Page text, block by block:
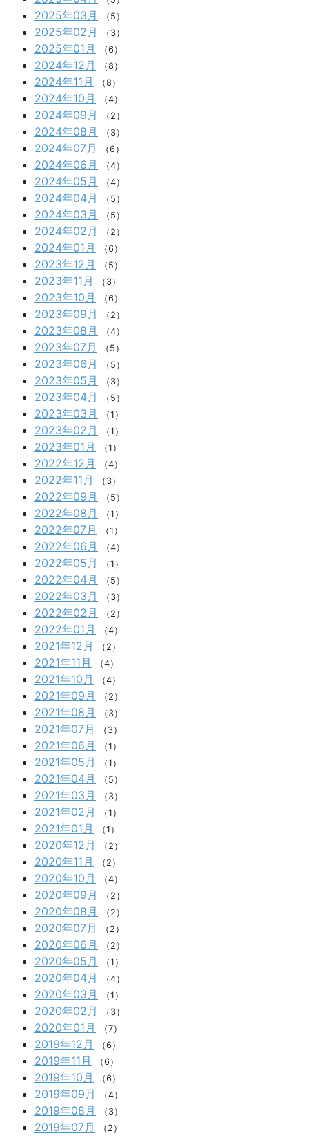
2025年03月 （5）
2025年02月 （3）
2025年01月 （6）
2024年12月 （8）
2024年11月 （8）
2024年10月 （4）
2024年09月 （2）
2024年08月 （3）
2024年07月 （6）
2024年06月 （4）
2024年05月 （4）
2024年04月 （5）
2024年03月 （5）
2024年02月 （2）
2024年01月 （6）
2023年12月 （5）
2023年11月 （3）
2023年10月 （6）
2023年09月 （2）
2023年08月 （4）
2023年07月 （5）
2023年06月 （5）
2023年05月 （3）
2023年04月 （5）
2023年03月 （1）
2023年02月 （1）
2023年01月 （1）
2022年12月 （4）
2022年11月 （3）
2022年09月 （5）
2022年08月 （1）
2022年07月 （1）
2022年06月 （4）
2022年05月 （1）
2022年04月 （5）
2022年03月 （3）
2022年02月 （2）
2022年01月 （4）
2021年12月 （2）
2021年11月 （4）
2021年10月 （4）
2021年09月 （2）
2021年08月 （3）
2021年07月 （3）
2021年06月 （1）
2021年05月 （1）
2021年04月 （5）
2021年03月 （3）
2021年02月 （1）
2021年01月 （1）
2020年12月 （2）
2020年11月 （2）
2020年10月 （4）
2020年09月 （2）
2020年08月 （2）
2020年07月 （2）
2020年06月 （2）
2020年05月 （1）
2020年04月 （4）
2020年03月 （1）
2020年02月 （3）
2020年01月 （7）
2019年12月 （6）
2019年11月 （6）
2019年10月 （6）
2019年09月 （4）
2019年08月 （3）
2019年07月 （2）